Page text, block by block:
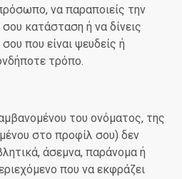
να παραποιείς την
σου κατάσταση ή να δίνεις
που είναι ψευδείς ή
τρόπο.
του ονόματος, της
στο προφίλ σου) δεν
άσεμνα, παράνομα ή
που να εκφράζει